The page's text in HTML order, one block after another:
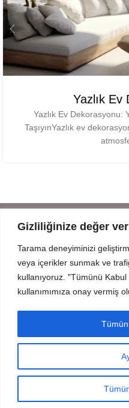
Gizliliğinize değer
Tarama deneyiminizi
veya içerikler sunmak ve
kullanıyoruz. "Tümünü
kullanımımıza onay vermiş
Yazlık Ev
Yazlık Ev Dekorasyonu:
TaşıyınYazlık ev
Mahmut Şevket Paşa Cd. No 52
+90 216 319 52 07
info@prodizayn.com.tr
PRODİZAYN
YARDIM
© 2025 Tüm Hakları Saklıdır.
Referanslar
Ürünlerİletişim